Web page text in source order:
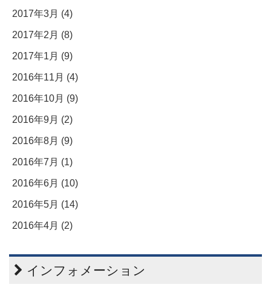
2017年3月 (4)
2017年2月 (8)
2017年1月 (9)
2016年11月 (4)
2016年10月 (9)
2016年9月 (2)
2016年8月 (9)
2016年7月 (1)
2016年6月 (10)
2016年5月 (14)
2016年4月 (2)
インフォメーション